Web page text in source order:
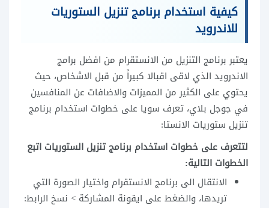
كيفية استخدام برنامج تنزيل الستوريات
للاندرويد
يعتبر برنامج التنزيل من الانستقرام من افضل برامج
الاندرويد الذي لاقى اقبالا كبيراً من قبل الاشخاص، حيث
يحتوي على الكثير من المميزات والاضافات عن المنافسين
في جوجل بلاي، تعرف سويا على خطوات استخدام برنامج
تنزيل ستوريات الانستا:
لتتعرف على خطوات استخدام برنامج تنزيل الستوريات اتبع
الخطوات التالية:
الانتقال الى برنامج الانستقرام واختيار الصورة التي
تريدها، والضغط على ايقونة المشاركة > نسخ الرابط: